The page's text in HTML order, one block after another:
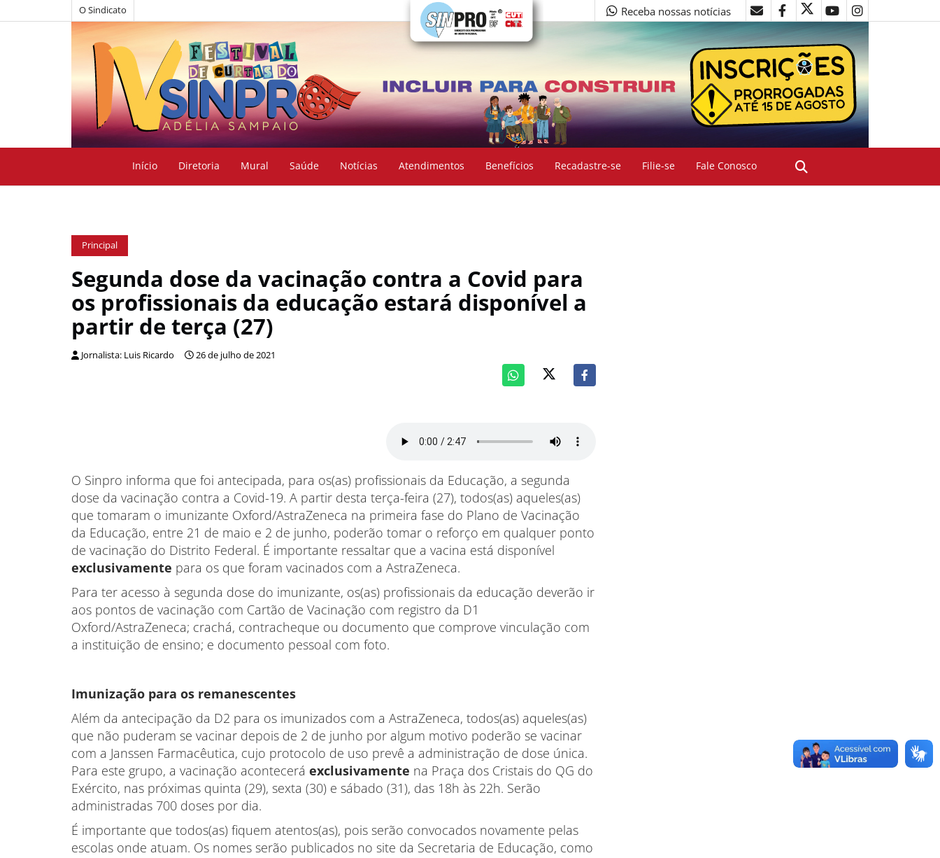
O Sindicato Receba nossas notícias
Início Diretoria Mural Saúde Notícias Atendimentos Benefícios Recadastre-se Filie-se Fale Conosco
Principal
Segunda dose da vacinação contra a Covid para
os profissionais da educação estará disponível a
partir de terça (27)
Jornalista: Luis Ricardo 26 de julho de 2021
O Sinpro informa que foi antecipada, para os(as) profissionais da Educação, a segunda
dose da vacinação contra a Covid-19. A partir desta terça-feira (27), todos(as) aqueles(as)
que tomaram o imunizante Oxford/AstraZeneca na primeira fase do Plano de Vacinação
da Educação, entre 21 de maio e 2 de junho, poderão tomar o reforço em qualquer ponto
de vacinação do Distrito Federal. É importante ressaltar que a vacina está disponível
exclusivamente para os que foram vacinados com a AstraZeneca.
Para ter acesso à segunda dose do imunizante, os(as) profissionais da educação deverão ir
aos pontos de vacinação com Cartão de Vacinação com registro da D1
Oxford/AstraZeneca; crachá, contracheque ou documento que comprove vinculação com
a instituição de ensino; e documento pessoal com foto.
Imunização para os remanescentes
Além da antecipação da D2 para os imunizados com a AstraZeneca, todos(as) aqueles(as)
que não puderam se vacinar depois de 2 de junho por algum motivo poderão se vacinar
com a Janssen Farmacêutica, cujo protocolo de uso prevê a administração de dose única.
Para este grupo, a vacinação acontecerá exclusivamente na Praça dos Cristais do QG do
Exército, nas próximas quinta (29), sexta (30) e sábado (31), das 18h às 22h. Serão
administradas 700 doses por dia.
É importante que todos(as) fiquem atentos(as), pois serão convocados novamente pelas
escolas onde atuam. Os nomes serão publicados no site da Secretaria de Educação, como